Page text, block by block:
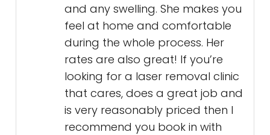
and any swelling. She makes you
feel at home and comfortable
during the whole process. Her
rates are also great! If you’re
looking for a laser removal clinic
that cares, does a great job and
is very reasonably priced then I
recommend you book in with